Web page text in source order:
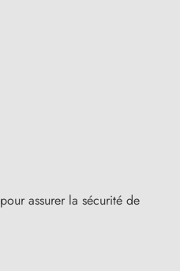
pour assurer la sécurité de